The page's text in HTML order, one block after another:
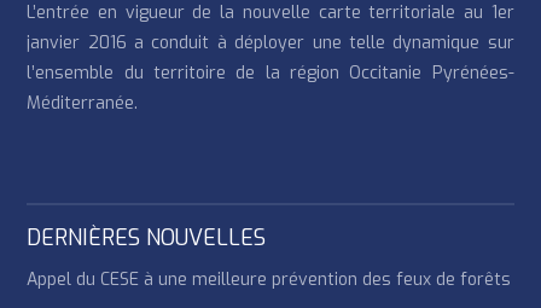
L’entrée en vigueur de la nouvelle carte territoriale au 1er
janvier 2016 a conduit à déployer une telle dynamique sur
l’ensemble du territoire de la région Occitanie Pyrénées-
Méditerranée.
DERNIÈRES NOUVELLES
Appel du CESE à une meilleure prévention des feux de forêts